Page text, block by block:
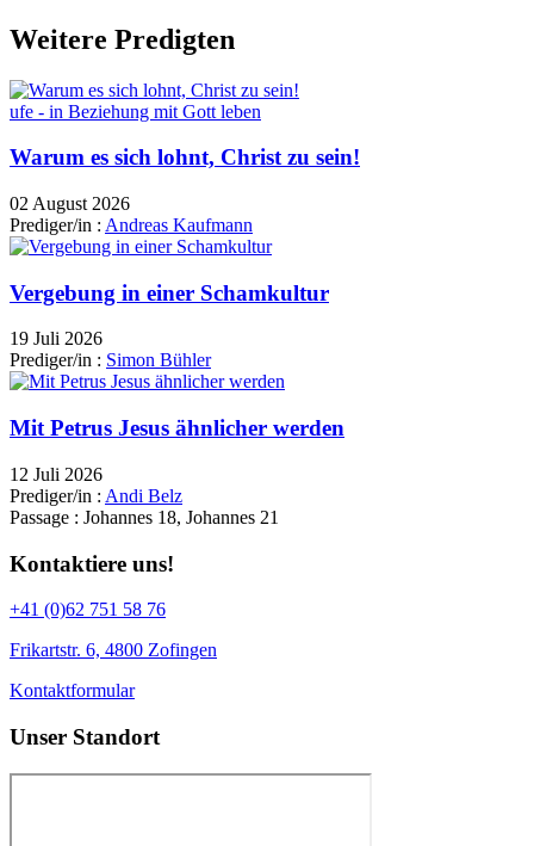
Weitere Predigten
ufe - in Beziehung mit Gott leben
Warum es sich lohnt, Christ zu sein!
02 August 2026
Prediger/in : Andreas Kaufmann
Vergebung in einer Schamkultur
19 Juli 2026
Prediger/in : Simon Bühler
Mit Petrus Jesus ähnlicher werden
12 Juli 2026
Prediger/in : Andi Belz
Passage : Johannes 18, Johannes 21
Kontaktiere uns!
+41 (0)62 751 58 76
Frikartstr. 6, 4800 Zofingen
Kontaktformular
Unser Standort